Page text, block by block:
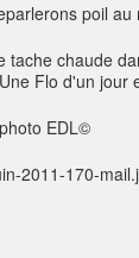
poil au
tache chaude
Flo d'un jour
photo EDL©